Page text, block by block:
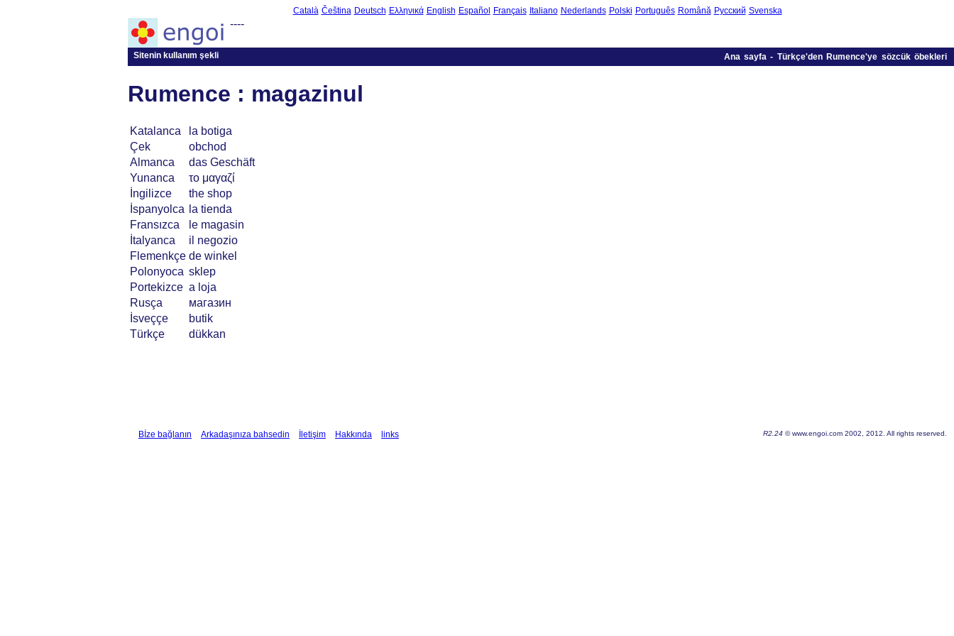
Català Čeština Deutsch Ελληνικά English Español Français Italiano Nederlands Polski Português Română Русский Svenska
----
Sitenin kullanım şekli Ana sayfa- Türkçe'den Rumence'ye sözcük öbekleri
Rumence : magazinul
Katalanca
la botiga
Çek
obchod
Almanca
das Geschäft
Yunanca
το μαγαζί
İngilizce
the shop
İspanyolca
la tienda
Fransızca
le magasin
İtalyanca
il negozio
Flemenkçe de winkel
Polonyoca sklep
Portekizce a loja
Rusça
магазин
İsveççe
butik
Türkçe
dükkan
Bİze bağlanın Arkadaşınıza bahsedin İletişim Hakkında links R2.24 © www.engoi.com 2002, 2012. All rights reserved.